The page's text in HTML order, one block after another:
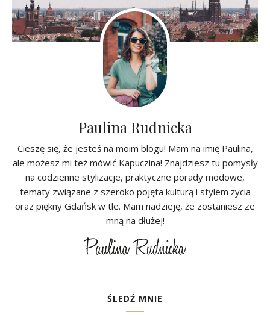
Paulina Rudnicka
Cieszę się, że jesteś na moim blogu! Mam na imię Paulina,
ale możesz mi też mówić Kapuczina! Znajdziesz tu pomysły
na codzienne stylizacje, praktyczne porady modowe,
tematy związane z szeroko pojęta kulturą i stylem życia
oraz piękny Gdańsk w tle. Mam nadzieję, że zostaniesz ze
mną na dłużej!
ŚLEDŹ MNIE